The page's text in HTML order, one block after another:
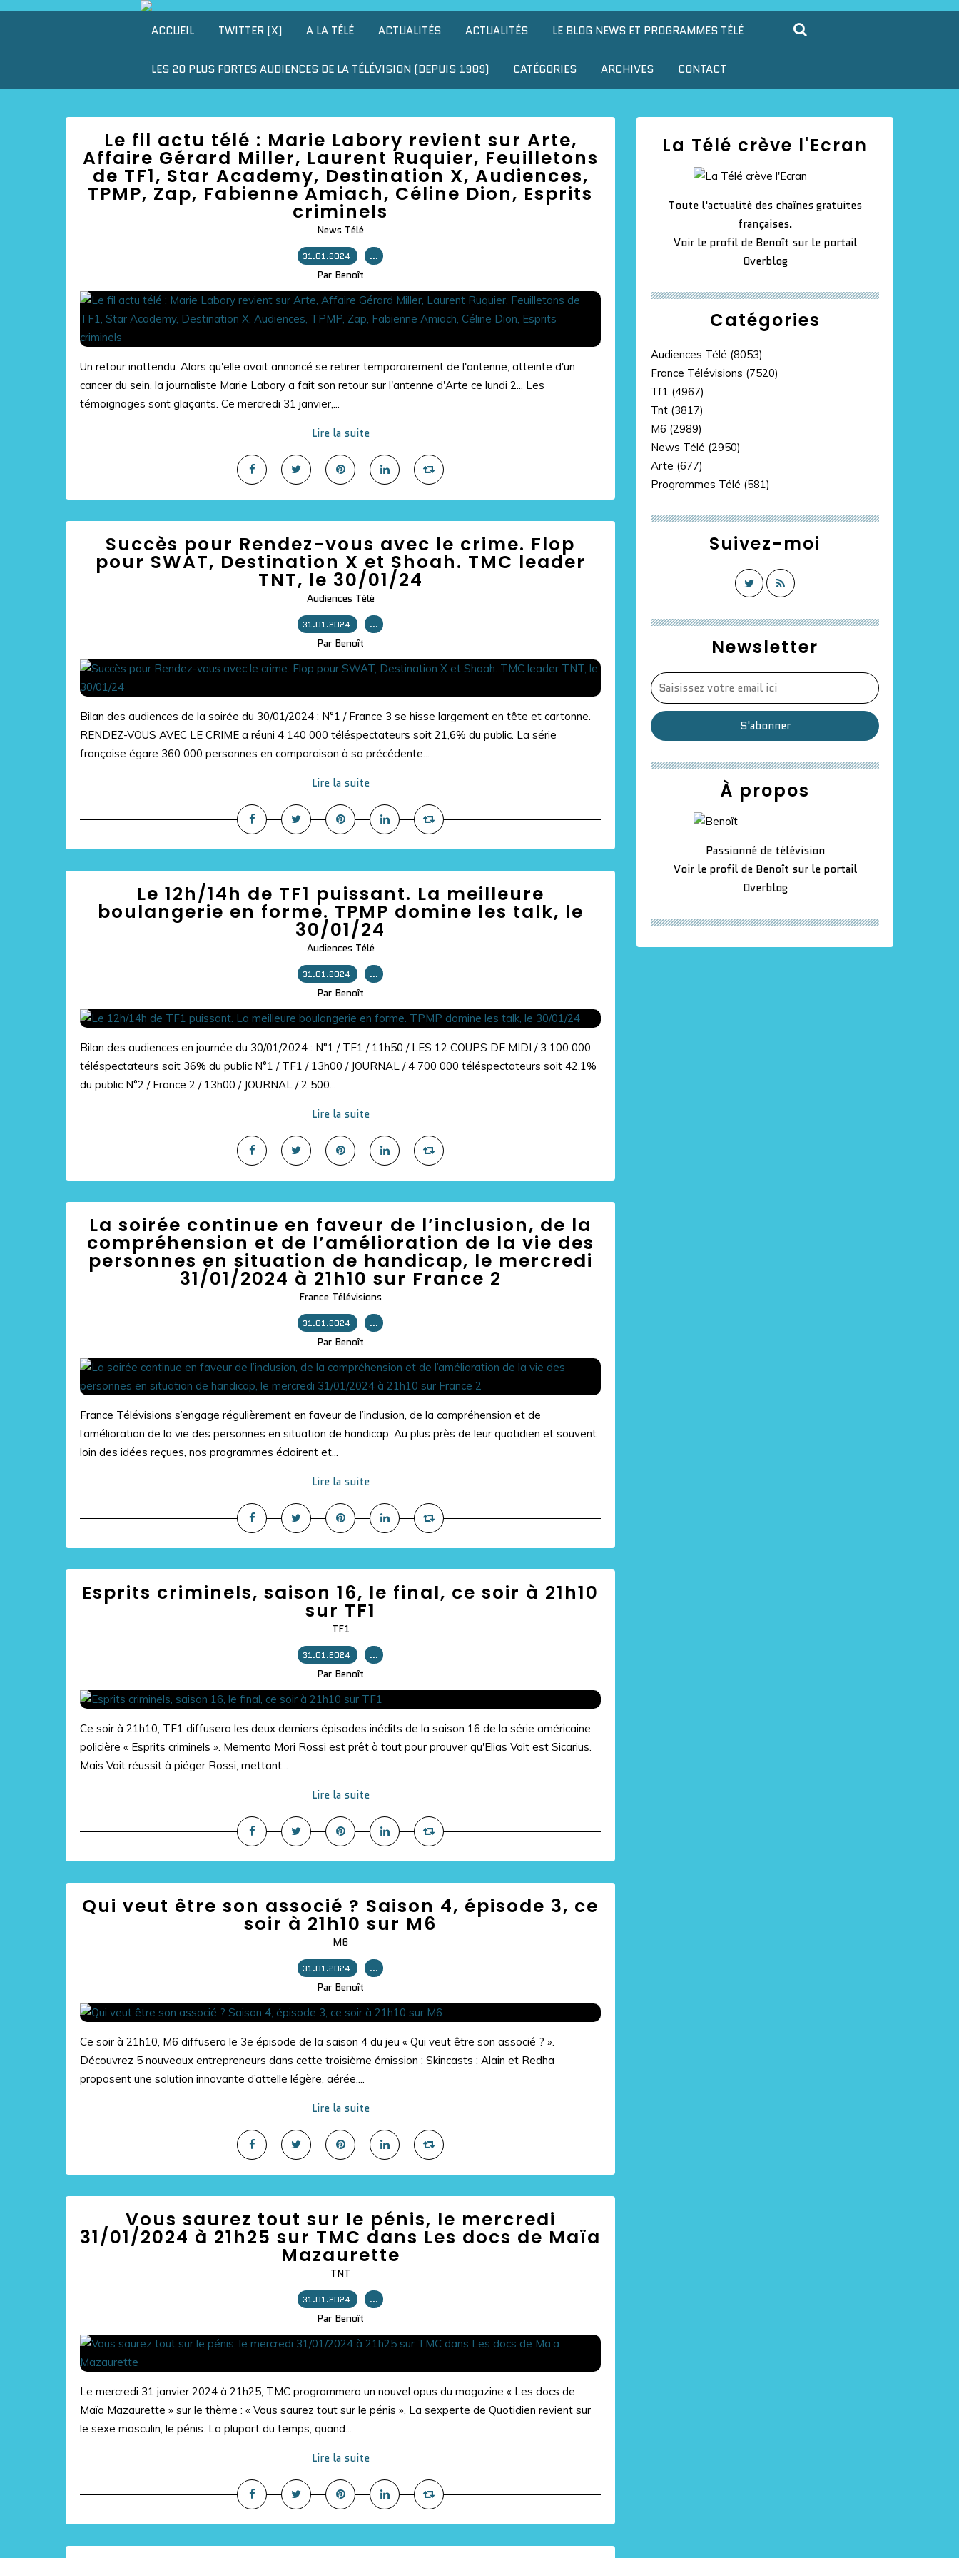
ACCUEIL TWITTER (X) A LA TÉLÉ ACTUALITÉS ACTUALITÉS LE BLOG NEWS ET PROGRAMMES TÉLÉ
LES 20 PLUS FORTES AUDIENCES DE LA TÉLÉVISION (DEPUIS 1989) CATÉGORIES ARCHIVES CONTACT
Le fil actu télé : Marie Labory revient sur Arte,
Affaire Gérard Miller, Laurent Ruquier, Feuilletons
de TF1, Star Academy, Destination X, Audiences,
TPMP, Zap, Fabienne Amiach, Céline Dion, Esprits
criminels
News Télé
31.01.2024 …
Par Benoît
Un retour inattendu. Alors qu'elle avait annoncé se retirer temporairement de l'antenne, atteinte d'un
cancer du sein, la journaliste Marie Labory a fait son retour sur l'antenne d'Arte ce lundi 2... Les
témoignages sont glaçants. Ce mercredi 31 janvier,...
Lire la suite
Succès pour Rendez-vous avec le crime. Flop
pour SWAT, Destination X et Shoah. TMC leader
TNT, le 30/01/24
Audiences Télé
31.01.2024 …
Par Benoît
Bilan des audiences de la soirée du 30/01/2024 : N°1 / France 3 se hisse largement en tête et cartonne.
RENDEZ-VOUS AVEC LE CRIME a réuni 4 140 000 téléspectateurs soit 21,6% du public. La série
française égare 360 000 personnes en comparaison à sa précédente...
Lire la suite
Le 12h/14h de TF1 puissant. La meilleure
boulangerie en forme. TPMP domine les talk, le
30/01/24
Audiences Télé
31.01.2024 …
Par Benoît
Bilan des audiences en journée du 30/01/2024 : N°1 / TF1 / 11h50 / LES 12 COUPS DE MIDI / 3 100 000
téléspectateurs soit 36% du public N°1 / TF1 / 13h00 / JOURNAL / 4 700 000 téléspectateurs soit 42,1%
du public N°2 / France 2 / 13h00 / JOURNAL / 2 500...
Lire la suite
La soirée continue en faveur de l’inclusion, de la
compréhension et de l’amélioration de la vie des
personnes en situation de handicap, le mercredi
31/01/2024 à 21h10 sur France 2
France Télévisions
31.01.2024 …
Par Benoît
France Télévisions s’engage régulièrement en faveur de l’inclusion, de la compréhension et de
l’amélioration de la vie des personnes en situation de handicap. Au plus près de leur quotidien et souvent
loin des idées reçues, nos programmes éclairent et...
Lire la suite
Esprits criminels, saison 16, le final, ce soir à 21h10
sur TF1
TF1
31.01.2024 …
Par Benoît
Ce soir à 21h10, TF1 diffusera les deux derniers épisodes inédits de la saison 16 de la série américaine
policière « Esprits criminels ». Memento Mori Rossi est prêt à tout pour prouver qu'Elias Voit est Sicarius.
Mais Voit réussit à piéger Rossi, mettant...
Lire la suite
Qui veut être son associé ? Saison 4, épisode 3, ce
soir à 21h10 sur M6
M6
31.01.2024 …
Par Benoît
Ce soir à 21h10, M6 diffusera le 3e épisode de la saison 4 du jeu « Qui veut être son associé ? ».
Découvrez 5 nouveaux entrepreneurs dans cette troisième émission : Skincasts : Alain et Redha
proposent une solution innovante d’attelle légère, aérée,...
Lire la suite
Vous saurez tout sur le pénis, le mercredi
31/01/2024 à 21h25 sur TMC dans Les docs de Maïa
Mazaurette
TNT
31.01.2024 …
Par Benoît
Le mercredi 31 janvier 2024 à 21h25, TMC programmera un nouvel opus du magazine « Les docs de
Maïa Mazaurette » sur le thème : « Vous saurez tout sur le pénis ». La sexperte de Quotidien revient sur
le sexe masculin, le pénis. La plupart du temps, quand...
Lire la suite
Newsletter
Catégories
Audiences Télé (8053)
France Télévisions (7520)
Tf1 (4967)
Tnt (3817)
M6 (2989)
News Télé (2950)
Arte (677)
Programmes Télé (581)
La Télé crève l'Ecran
Toute l'actualité des chaînes gratuites
françaises.
Voir le profil de Benoît sur le portail
Overblog
Suivez-moi
À propos
Passionné de télévision
Voir le profil de Benoît sur le portail
Overblog